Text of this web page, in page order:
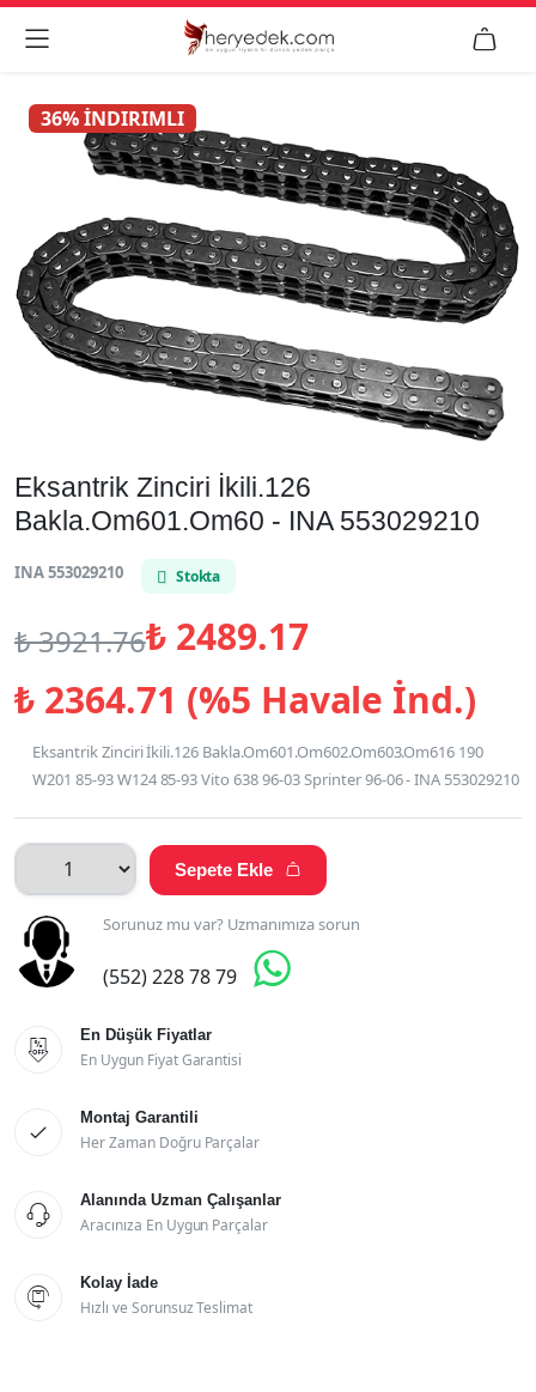
 
36% İNDIRIMLI
Eksantrik Zinciri İkili.126
Bakla.Om601.Om60 - INA 553029210
INA 553029210 Stokta
₺3921.76₺2489.17
₺2364.71 (%5 Havale İnd.)
Eksantrik Zinciri İkili.126 Bakla.Om601.Om602.Om603.Om616 190
W201 85-93 W124 85-93 Vito 638 96-03 Sprinter 96-06 - INA 553029210
Sepete Ekle 
Sorunuz mu var? Uzmanımıza sorun
(552) 228 78 79 

En Düşük Fiyatlar
En Uygun Fiyat Garantisi

Montaj Garantili
Her Zaman Doğru Parçalar

Alanında Uzman Çalışanlar
Aracınıza En Uygun Parçalar

Kolay İade
Hızlı ve Sorunsuz Teslimat